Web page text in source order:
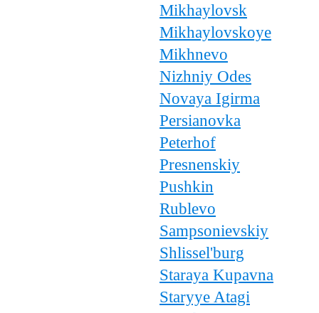
Mikhaylovsk
Mikhaylovskoye
Mikhnevo
Nizhniy Odes
Novaya Igirma
Persianovka
Peterhof
Presnenskiy
Pushkin
Rublevo
Sampsonievskiy
Shlissel'burg
Staraya Kupavna
Staryye Atagi